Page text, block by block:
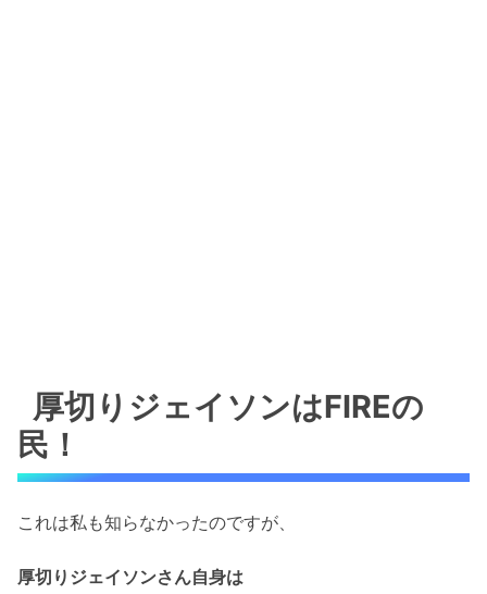
厚切りジェイソンはFIREの
民！
これは私も知らなかったのですが、
厚切りジェイソンさん自身は